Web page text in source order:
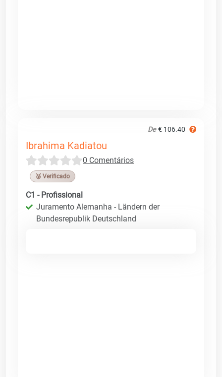
De € 106.40
Ibrahima Kadiatou
0 Comentários
🥉 Verificado
C1 - Profissional
Juramento Alemanha - Ländern der
Bundesrepublik Deutschland